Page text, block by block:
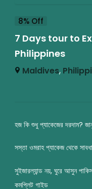
8% Off
7 Days tour to
Philippines
Maldives,
হজ কি শুধু প্যাকেজের দরদাম?
সস্তা ওমরাহ প্যাকেজ থেকে
সুইজারল্যান্ড নয়, ঘুরে আসুন
কমপ্লিট গাইড